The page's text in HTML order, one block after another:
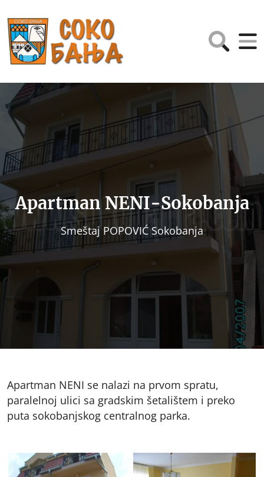
Apartman NENI-Sokobanja
Smeštaj POPOVIĆ Sokobanja
Apartman NENI se nalazi na prvom spratu,
paralelnoj ulici sa gradskim šetalištem i preko
puta sokobanjskog centralnog parka.